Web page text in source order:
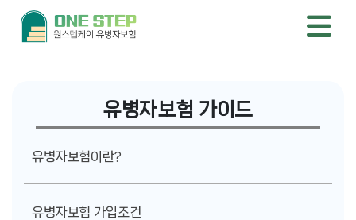
유병자보험 가이드
유병자보험이란?
유병자보험 가입조건